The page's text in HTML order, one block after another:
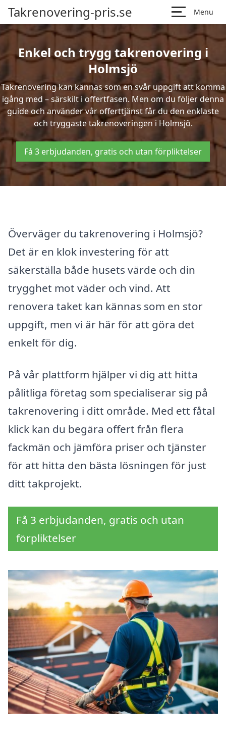
Takrenovering-pris.se Menu
Enkel och trygg takrenovering i
Holmsjö
Takrenovering kan kännas som en svår uppgift att komma
igång med – särskilt i offertfasen. Men om du följer denna
guide och använder vår offerttjänst får du den enklaste
och tryggaste takrenoveringen i Holmsjö.
Få 3 erbjudanden, gratis och utan förpliktelser
Överväger du takrenovering i Holmsjö?
Det är en klok investering för att
säkerställa både husets värde och din
trygghet mot väder och vind. Att
renovera taket kan kännas som en stor
uppgift, men vi är här för att göra det
enkelt för dig.
På vår plattform hjälper vi dig att hitta
pålitliga företag som specialiserar sig på
takrenovering i ditt område. Med ett fåtal
klick kan du begära offert från flera
fackmän och jämföra priser och tjänster
för att hitta den bästa lösningen för just
ditt takprojekt.
Få 3 erbjudanden, gratis och utan
förpliktelser